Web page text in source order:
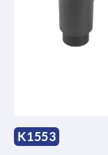
K1553